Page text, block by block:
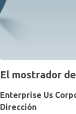
El mostrador
Enterprise Us
Dirección